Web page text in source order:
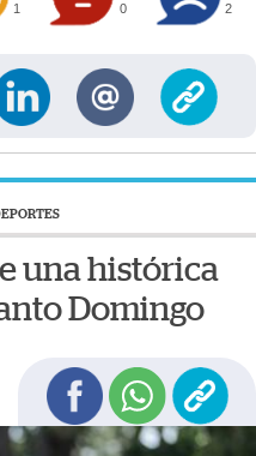
1 0 2
una histórica
Domingo